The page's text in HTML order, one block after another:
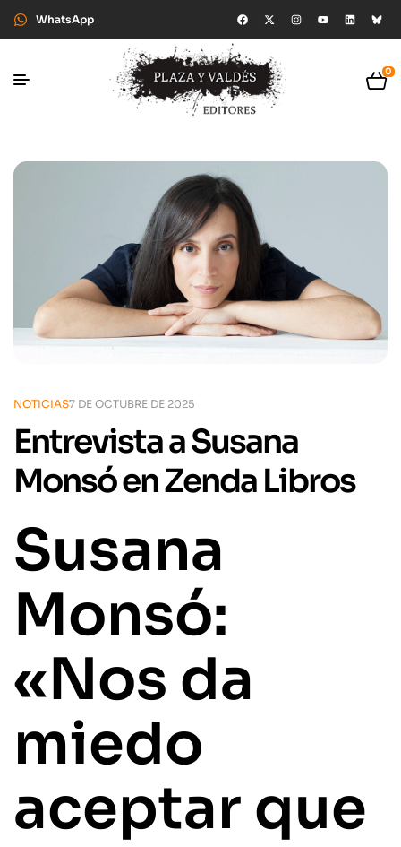
WhatsApp
0
NOTICIAS7 DE OCTUBRE DE 2025
Entrevista a Susana
Monsó en Zenda Libros
Susana
Monsó:
«Nos da
miedo
aceptar que